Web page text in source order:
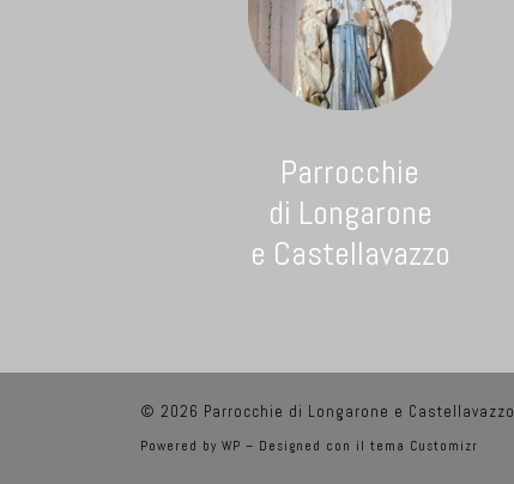
Parrocchie
di Longarone
e Castellavazzo
© 2026 Parrocchie di Longarone e Castellavazzo
Powered by WP – Designed con il tema Customizr